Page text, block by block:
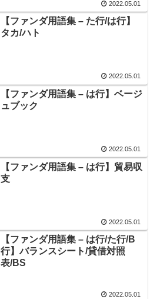
2022.05.01
【ファンダ用語集 – た行/は行】
タカ/ハト
2022.05.01
【ファンダ用語集 – は行】ベージ
ュブック
2022.05.01
【ファンダ用語集 – は行】貿易収
支
2022.05.01
【ファンダ用語集 – は行/た行/B
行】バランスシート/貸借対照
表/BS
2022.05.01